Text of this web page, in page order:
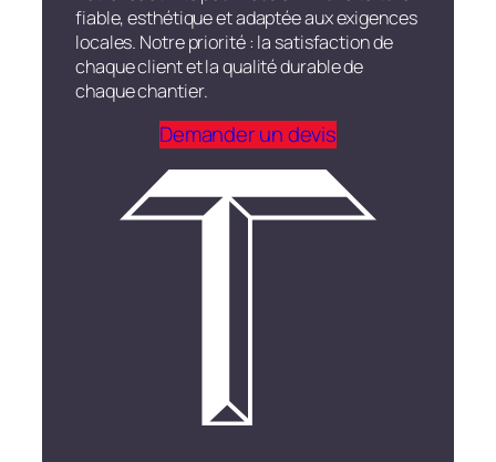
fiable, esthétique et adaptée aux exigences
locales. Notre priorité : la satisfaction de
chaque client et la qualité durable de
chaque chantier.
Demander un devis